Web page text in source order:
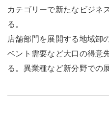
カテゴリーで新たなビジネ
る。
店舗部門を展開する地域卸
ベント需要など大口の得意
る。異業種など新分野での